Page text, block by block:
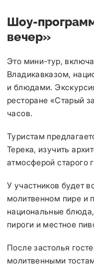
Шоу-
вечер»
Это мини-тур,
Владикавказом,
и блюдами.
ресторане «Старый
часов.
Туристам
Терека, изучить
атмосферой старого
У участников будет
молитвенном пире и
национальные
пироги и местное
После застолья
молитвенными